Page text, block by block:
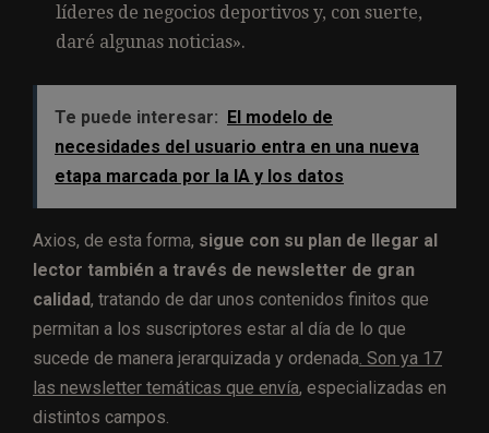
líderes de negocios deportivos y, con suerte,
daré algunas noticias».
Te puede interesar: El modelo de
necesidades del usuario entra en una nueva
etapa marcada por la IA y los datos
Axios, de esta forma, sigue con su plan de llegar al
lector también a través de newsletter de gran
calidad, tratando de dar unos contenidos finitos que
permitan a los suscriptores estar al día de lo que
sucede de manera jerarquizada y ordenada . Son ya 17
las newsletter temáticas que envía, especializadas en
distintos campos.